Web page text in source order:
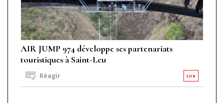
AIR JUMP 974 développe ses partenariats
touristiques à Saint-Leu
Lire
Réagir